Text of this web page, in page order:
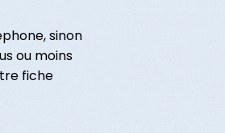
sinon
ou moins
fiche